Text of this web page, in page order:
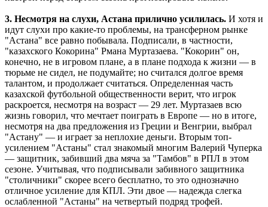
3. Несмотря на слухи, Астана прилично усилилась. И хотя и
идут слухи про какие-то проблемы, на трансферном рынке
"Астана" все равно побывала. Подписали, в частности,
"казахского Кокорина" Рмана Муртазаева. "Кокорин" он,
конечно, не в игровом плане, а в плане подхода к жизни — в
тюрьме не сидел, не подумайте; но считался долгое время
талантом, и продолжает считаться. Определенная часть
казахской футбольной общественности верит, что игрок
раскроется, несмотря на возраст — 29 лет. Муртазаев всю
жизнь говорил, что мечтает поиграть в Европе — но в итоге,
несмотря на два предложения из Греции и Венгрии, выбрал
"Астану" — и играет за неплохие деньги. Вторым топ-
усилением "Астаны" стал знакомый многим Валерий Чуперка
— защитник, забивший два мяча за "Тамбов" в РПЛ в этом
сезоне. Учитывая, что подписывали забивного защитника
"столичники" скорее всего бесплатно, то это однозначно
отличное усиление для КПЛ. Эти двое — надежда слегка
ослабленной "Астаны" на четвертый подряд трофей.